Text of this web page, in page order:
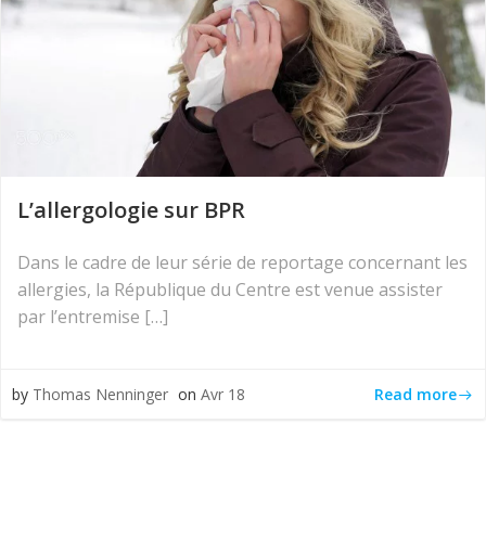
L’allergologie sur BPR
Dans le cadre de leur série de reportage concernant les
allergies, la République du Centre est venue assister
par l’entremise […]
by Thomas Nenninger on Avr 18 Read more